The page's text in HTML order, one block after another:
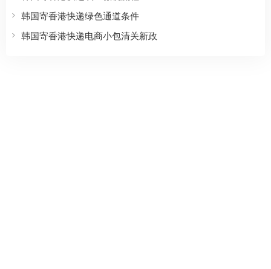
韩国寄香港快递绿色通道条件
韩国寄香港快递电商小包清关新政